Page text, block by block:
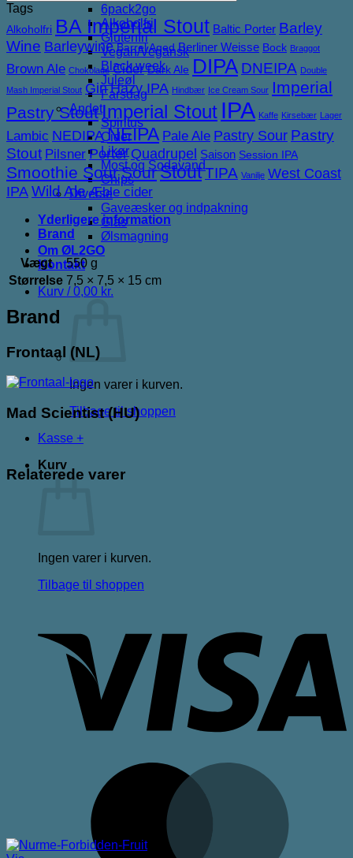
6pack2go
Alkoholfri
Glutenfri
Vegan/Vegansk
Black week
Juleøl
Farsdag
Andet
Spiritus
Cider
Likør
Most og Sodavand
Chips
Diverse
Gaveæsker og indpakning
Glas
Ølsmagning
Om ØL2GO
Kontakt
Kurv /0,00 kr.
Ingen varer i kurven.
Tilbage til shoppen
Kasse +
Kurv
Ingen varer i kurven.
Tilbage til shoppen
Tags
Alkoholfri BA Imperial Stout Baltic Porter Barley
Wine Barleywine Barrel Aged Berliner Weisse Bock Braggot
Brown Ale Chokolade Cider Dark Ale DIPA DNEIPA Double
Mash Imperial Stout GinHazy IPA Hindbær Ice Cream Sour Imperial
Pastry StoutImperial Stout IPA Kaffe Kirsebær Lager
Lambic NEDIPANEIPA Pale Ale Pastry Sour Pastry
Stout Pilsner Porter Quadrupel Saison Session IPA
Smoothie SourSourStoutTIPA Vanilje West Coast
IPAWild Ale Æble cider
Yderligere information
Brand
Vægt
550 g
Størrelse 7,5 × 7,5 × 15 cm
Brand
Frontaal (NL)
Mad Scientist (HU)
Relaterede varer